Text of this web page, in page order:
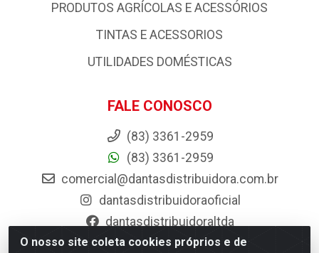
O nosso site coleta cookies próprios e de
PRODUTOS AGRÍCOLAS E ACESSÓRIOS
TINTAS E ACESSORIOS
UTILIDADES DOMÉSTICAS
FALE CONOSCO
(83) 3361-2959
(83) 3361-2959
comercial@dantasdistribuidora.com.br
dantasdistribuidoraoficial
dantasdistribuidoraltda